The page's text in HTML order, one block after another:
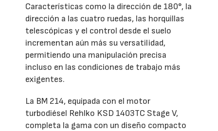
Características como la dirección de 180°, la
dirección a las cuatro ruedas, las horquillas
telescópicas y el control desde el suelo
incrementan aún más su versatilidad,
permitiendo una manipulación precisa
incluso en las condiciones de trabajo más
exigentes.
La BM 214, equipada con el motor
turbodiésel Rehlko KSD 1403TC Stage V,
completa la gama con un diseño compacto